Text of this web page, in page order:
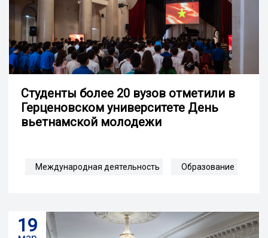
Студенты более 20 вузов отметили в
Герценовском университете День
вьетнамской молодежи
Международная деятельность Образование
19